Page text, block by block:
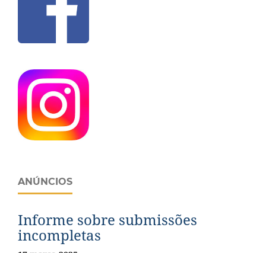
ANÚNCIOS
Informe sobre submissões
incompletas